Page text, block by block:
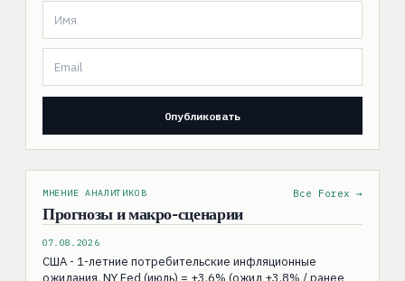
МНЕНИЕ АНАЛИТИКОВ
Прогнозы и макро-сценарии
Все Forex →
07.08.2026
США - 1-летние потребительские инфляционные